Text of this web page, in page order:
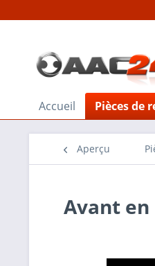
Accueil Pièces de
Aperçu
Avant en